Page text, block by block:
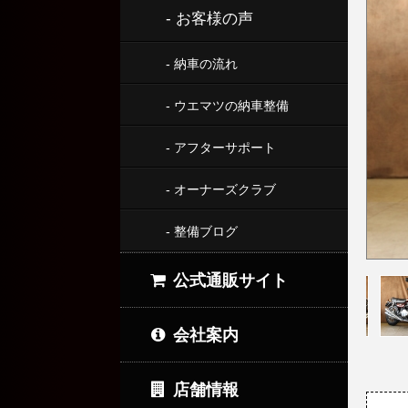
- お客様の声
- 納車の流れ
- ウエマツの納車整備
- アフターサポート
- オーナーズクラブ
- 整備ブログ
公式通販サイト
会社案内
店舗情報